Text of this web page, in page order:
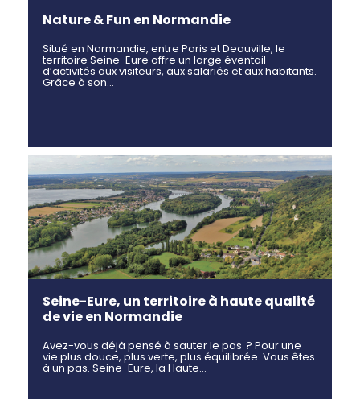
Nature & Fun en Normandie
Situé en Normandie, entre Paris et Deauville, le
territoire Seine-Eure offre un large éventail
d’activités aux visiteurs, aux salariés et aux habitants.
Grâce à son…
Seine-Eure, un territoire à haute qualité
de vie en Normandie
Avez-vous déjà pensé à sauter le pas ? Pour une
vie plus douce, plus verte, plus équilibrée. Vous êtes
à un pas. Seine-Eure, la Haute…